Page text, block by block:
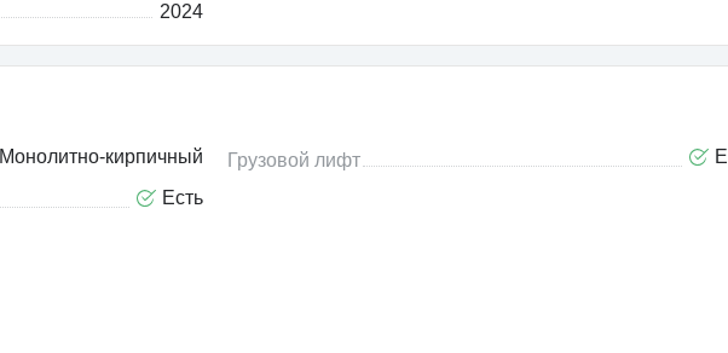
2024
Монолитно-кирпичный
Есть
Грузовой лифт